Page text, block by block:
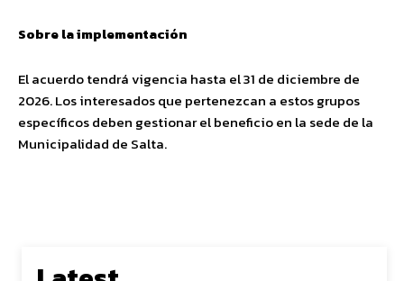
Sobre la implementación
El acuerdo tendrá vigencia hasta el 31 de diciembre de
2026. Los interesados que pertenezcan a estos grupos
específicos deben gestionar el beneficio en la sede de la
Municipalidad de Salta.